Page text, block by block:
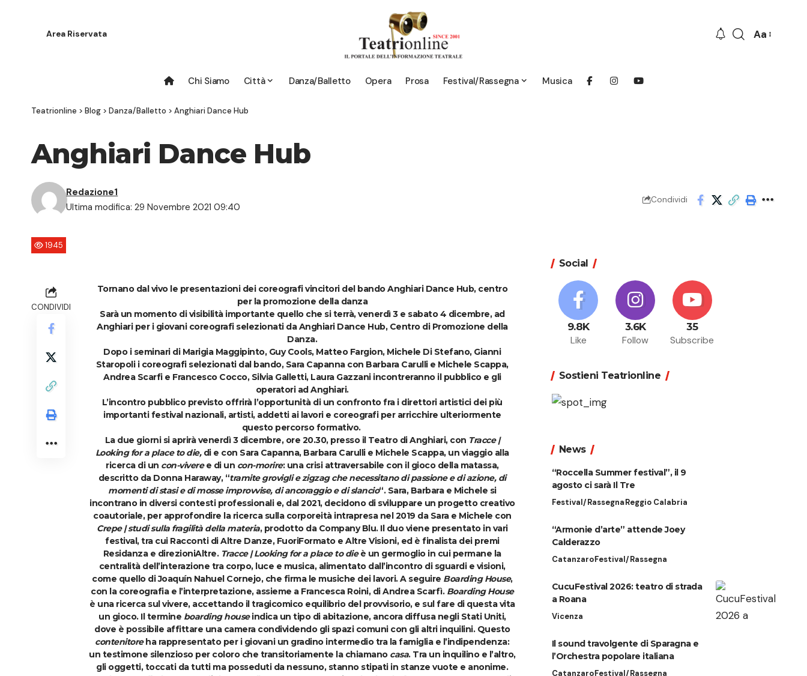
Area Riservata
Font
Aa
Chi Siamo Città Danza/Balletto Opera Prosa Festival/Rassegna Musica
Teatrionline > Blog > Danza/Balletto > Anghiari Dance Hub
Anghiari Dance Hub
Ultima modifica: 29 Novembre 2021 09:40
Redazione1
Condividi
1945
CONDIVIDI
Tornano dal vivo le presentazioni dei coreografi vincitori del bando Anghiari Dance Hub, centro
per la promozione della danza
Sarà un momento di visibilità importante quello che si terrà,venerdì 3 e sabato 4 dicembre, ad
Anghiari per i giovani coreografi selezionati daAnghiari Dance Hub, Centro di Promozione della
Danza.
Dopo i seminari di Marigia Maggipinto, Guy Cools, Matteo Fargion, Michele Di Stefano, Gianni
Staropolii coreografi selezionati dal bando, Sara Capanna con Barbara Carulli e Michele Scappa,
Andrea Scarfi e Francesco Cocco, Silvia Galletti, Laura Gazzani incontreranno il pubblico e gli
operatori ad Anghiari.
L’incontro pubblico previsto offrirà l’opportunità di un confronto fra i direttori artistici dei più
importanti festival nazionali, artisti, addetti ai lavori e coreografi per arricchire ulteriormente
questo percorso formativo.
La due giorni si aprirà venerdì 3 dicembre, ore 20.30, presso il Teatro di Anghiari, con Tracce |
Looking for a place to die, di e con Sara Capanna, Barbara Carulli e Michele Scappa, un viaggio alla
ricerca di un con-viveree di un con-morire: una crisi attraversabile con il gioco della matassa,
descritto da Donna Haraway, “tramite grovigli e zigzag che necessitano di passione e di azione, di
momenti di stasi e di mosse improvvise, di ancoraggio e di slancio“. Sara, Barbara e Michele si
incontrano in diversi contesti professionali e, dal 2021, decidono di sviluppare un progetto creativo
coautoriale, per approfondire la ricerca sulla corporeità intrapresa nel 2019 da Sara e Michele con
Crepe | studi sulla fragilità della materia, prodotto da Company Blu. Il duo viene presentato in vari
festival, tra cui Racconti di Altre Danze, FuoriFormato e Altre Visioni, ed è finalista dei premi
Residanza e direzioniAltre. Tracce | Looking for a place to dieè un germoglio in cui permane la
centralità dell’interazione tra corpo, luce e musica, alimentato dall’incontro di sguardi e visioni,
come quello di Joaquín Nahuel Cornejo, che firma le musiche dei lavori. A seguire Boarding House,
con la coreografia e l’interpretazione, assieme a Francesca Roini, diAndrea Scarfì. Boarding House
è una ricerca sul vivere, accettando il tragicomico equilibrio del provvisorio, e sul fare di questa vita
un gioco. Il termine boarding houseindica un tipo di abitazione, ancora diffusa negli Stati Uniti,
dove è possibile affittare una camera condividendo gli spazi comuni con gli altri inquilini. Questo
contenitoreha rappresentato per i giovani un gradino intermedio tra la famiglia e l’indipendenza:
un testimone silenzioso per coloro che transitoriamente la chiamano casa. Tra un inquilino e l’altro,
gli oggetti, toccati da tutti ma posseduti da nessuno, stanno stipati in stanze vuote e anonime.
Social
9.8K
Like
3.6K
Follow
35
Subscribe
Sostieni Teatrionline
News
“Roccella Summer festival”, il 9
agosto ci sarà Il Tre
Festival/RassegnaReggio Calabria
“Armonie d’arte” attende Joey
Calderazzo
CatanzaroFestival/Rassegna
CucuFestival 2026: teatro di strada
a Roana
Vicenza
Il sound travolgente di Sparagna e
l’Orchestra popolare italiana
CatanzaroFestival/Rassegna